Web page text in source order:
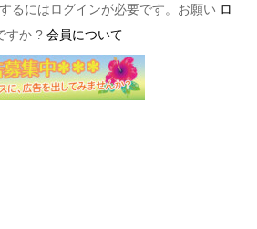
るにはログインが必要です。お願い ロ
すか ? 会員について